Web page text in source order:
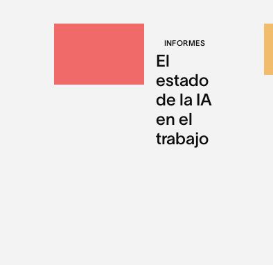
INFORMES
El
estado
de la IA
en el
trabajo